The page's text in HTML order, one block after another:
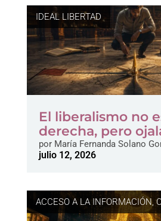
IDEAL LIBERTAD
El liberalismo no
derecha, pero
porMaría Fernanda Solano
julio 12, 2026
ACCESO A LA INFORMACIÓN,